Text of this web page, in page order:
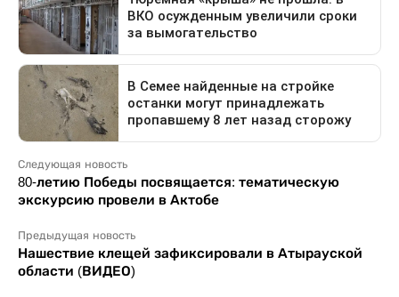
Следующая новость
80-летию Победы посвящается: тематическую
экскурсию провели в Актобе
Предыдущая новость
Нашествие клещей зафиксировали в Атырауской
области (ВИДЕО)